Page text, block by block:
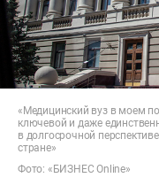
«Медицинский вуз в моем
ключевой и даже
в долгосрочной
стране»
Фото: «БИЗНЕС Online»